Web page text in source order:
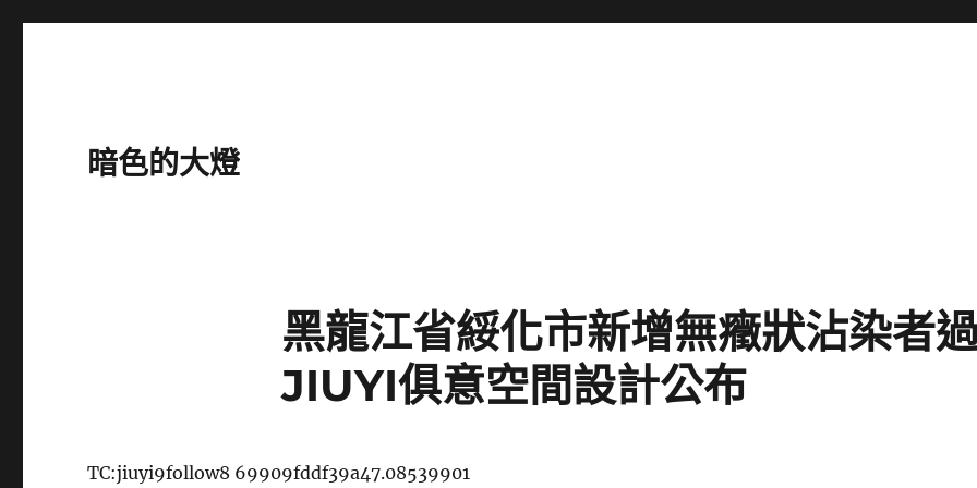
暗色的大燈
黑龍江省綏化市新增無癥狀沾染者
JIUYI俱意空間設計公布
TC:jiuyi9follow8 69909fddf39a47.08539901